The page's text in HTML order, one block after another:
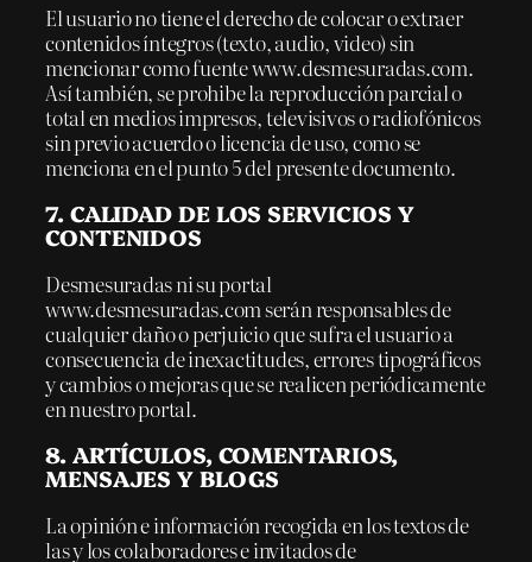
El usuario no tiene el derecho de colocar o extraer
contenidos íntegros (texto, audio, video) sin
mencionar como fuente www.desmesuradas.com.
Así también, se prohibe la reproducción parcial o
total en medios impresos, televisivos o radiofónicos
sin previo acuerdo o licencia de uso, como se
menciona en el punto 5 del presente documento.
7. CALIDAD DE LOS SERVICIOS Y
CONTENIDOS
Desmesuradas ni su portal
www.desmesuradas.com serán responsables de
cualquier daño o perjuicio que sufra el usuario a
consecuencia de inexactitudes, errores tipográficos
y cambios o mejoras que se realicen periódicamente
en nuestro portal.
8. ARTÍCULOS, COMENTARIOS,
MENSAJES Y BLOGS
La opinión e información recogida en los textos de
las y los colaboradores e invitados de